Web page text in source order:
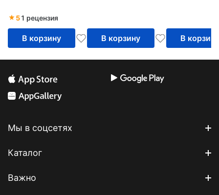
51 рецензия
В корзину В корзину В корзину
Мы в соцсетях
Каталог
Важно